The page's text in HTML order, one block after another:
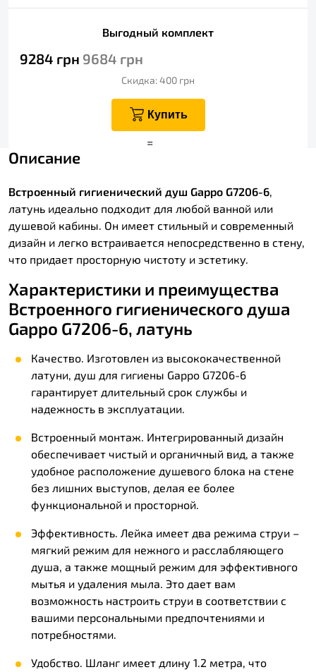
+
=
Выгодный комплект
9284 грн 9684 грн
Скидка: 400 грн
Купить
Описание
Встроенный гигиенический душ Gappo G7206-6,
латунь идеально подходит для любой ванной или
душевой кабины. Он имеет стильный и современный
дизайн и легко встраивается непосредственно в стену,
что придает просторную чистоту и эстетику.
Характеристики и преимущества
Встроенного гигиенического душа
Gappo G7206-6, латунь
Качество. Изготовлен из высококачественной
латуни, душ для гигиены Gappo G7206-6
гарантирует длительный срок службы и
надежность в эксплуатации.
Встроенный монтаж. Интегрированный дизайн
обеспечивает чистый и органичный вид, а также
удобное расположение душевого блока на стене
без лишних выступов, делая ее более
функциональной и просторной.
Эффективность. Лейка имеет два режима струи –
мягкий режим для нежного и расслабляющего
душа, а также мощный режим для эффективного
мытья и удаления мыла. Это дает вам
возможность настроить струи в соответствии с
вашими персональными предпочтениями и
потребностями.
Удобство. Шланг имеет длину 1.2 метра, что